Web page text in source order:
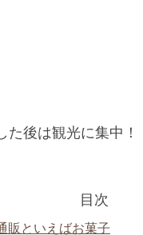
後は観光に集中！
目次
販といえばお菓子